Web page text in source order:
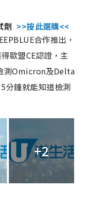
劑 >>按此選購<<
合作推出，
歐盟CE認證，主
測Omicron及Delta
分鐘就能知道檢測
+2